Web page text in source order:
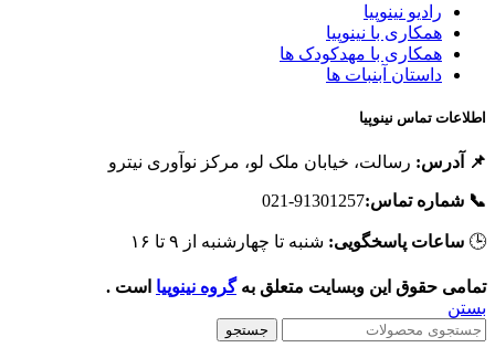
رادیو نینوپیا
همکاری با نینوپیا
همکاری با مهدکودک ها
داستان آبنبات ها
تماس نینوپیا
آدرس: رسالت، خیابان ملک لو، مرکز نوآوری نیترو
شماره تماس: 91301257-021
ساعات پاسخگویی: شنبه تا چهارشنبه از ۹ تا ۱۶
حقوق این وبسایت متعلق بهگروه نینوپیااست .
جستجو